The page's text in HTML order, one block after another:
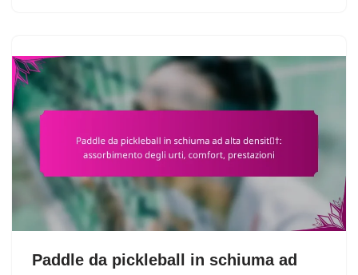
Paddle da pickleball in schiuma ad